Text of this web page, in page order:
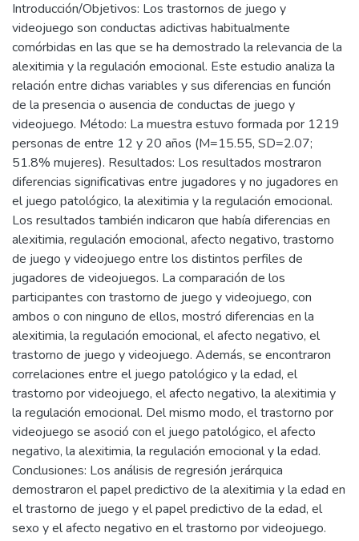
Introducción/Objetivos: Los trastornos de juego y
videojuego son conductas adictivas habitualmente
comórbidas en las que se ha demostrado la relevancia de la
alexitimia y la regulación emocional. Este estudio analiza la
relación entre dichas variables y sus diferencias en función
de la presencia o ausencia de conductas de juego y
videojuego. Método: La muestra estuvo formada por 1219
personas de entre 12 y 20 años (M=15.55, SD=2.07;
51.8% mujeres). Resultados: Los resultados mostraron
diferencias significativas entre jugadores y no jugadores en
el juego patológico, la alexitimia y la regulación emocional.
Los resultados también indicaron que había diferencias en
alexitimia, regulación emocional, afecto negativo, trastorno
de juego y videojuego entre los distintos perfiles de
jugadores de videojuegos. La comparación de los
participantes con trastorno de juego y videojuego, con
ambos o con ninguno de ellos, mostró diferencias en la
alexitimia, la regulación emocional, el afecto negativo, el
trastorno de juego y videojuego. Además, se encontraron
correlaciones entre el juego patológico y la edad, el
trastorno por videojuego, el afecto negativo, la alexitimia y
la regulación emocional. Del mismo modo, el trastorno por
videojuego se asoció con el juego patológico, el afecto
negativo, la alexitimia, la regulación emocional y la edad.
Conclusiones: Los análisis de regresión jerárquica
demostraron el papel predictivo de la alexitimia y la edad en
el trastorno de juego y el papel predictivo de la edad, el
sexo y el afecto negativo en el trastorno por videojuego.